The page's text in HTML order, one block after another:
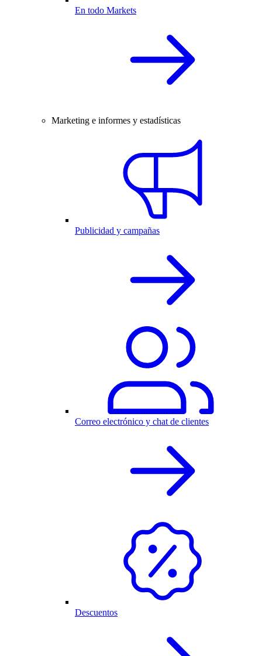
En todo Markets
Marketing e informes y estadísticas
Publicidad y campañas
Correo electrónico y chat de clientes
Descuentos